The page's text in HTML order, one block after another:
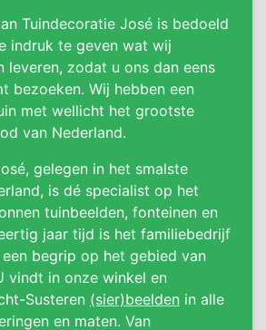
Tuindecoratie José is bedoeld
indruk te geven wat wij
leveren, zodat u ons dan eens
bezoeken. Wij hebben een
met wellicht het grootste
van Nederland.
gelegen in het smalste
is dé specialist op het
tuinbeelden, fonteinen en
jaar tijd is het familiebedrijf
begrip op het gebied van
vindt in onze winkel en
Susteren (sier)beelden in alle
en maten. Van